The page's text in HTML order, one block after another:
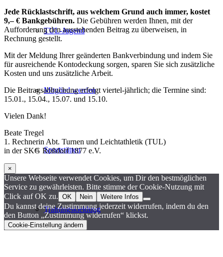
TUL-Jugend
Mitglied werden
Sportstätten
Trainingskleidung
Jede Rücklastschrift, aus welchem Grund auch immer, kostet
9,– € Bankgebühren. Die Gebühren werden Ihnen, mit der
Aufforderung den ausstehenden Beitrag zu überweisen, in
Rechnung gestellt.
Mit der Meldung Ihrer geänderten Bankverbindung und indem Sie
für ausreichende Kontodeckung sorgen, sparen Sie sich zusätzliche
Kosten und uns zusätzliche Arbeit.
Die Beitragsabbuchung erfolgt viertel-jährlich; die Termine sind:
15.01., 15.04., 15.07. und 15.10.
Vielen Dank!
Beate Tregel
1. Rechnerin Abt. Turnen und Leichtathletik (TUL)
in der SKG Roßdorf 1877 e.V.
×
Unsere Webseite verwendet Cookies, um Dir den bestmöglichen
Service zu gewährleisten. Bitte stimme der Cookie-Nutzung mit
Click auf OK zu. OK Nein Weitere Infos
Du kannst deine Zustimmung jederzeit widerrufen, indem du den
den Button „Zustimmung widerrufen“ klickst.
Cookie-Einstellung ändern